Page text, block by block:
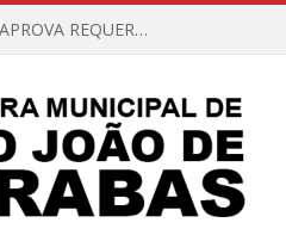
CÂMARA MUNICIPAL DISCUTE MAIO LARANJA E APROVA REQUERIMENTO SOBRE SINALIZAÇÃO URBANA